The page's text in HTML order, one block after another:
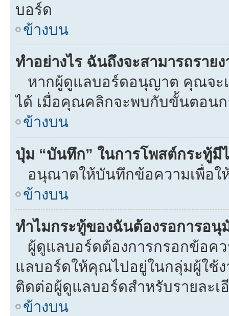
บอร์ด
ข้างบน
ทำอย่างไร ฉันถึงจะสามารถรา
หากผู้ดูแลบอร์ดอนุญาต คุณจะเ
ได้ เมื่อคุณคลิกจะพบกับขั้นตอนก
ข้างบน
ปุ่ม “บันทึก” ในการโพสต์กระทู้มี
อนุณาตให้บันทึกข้อความเพื่อใ
ข้างบน
ทำไมกระทู้ของฉันต้องรอการอนุ
ผู้ดูแลบอร์ดต้องการกรอกข้อค
แลบอร์ดให้คุณไปอยู่ในกลุ่มผู้ใช้
ติดต่อผู้ดูแลบอร์ดสำหรับรายละเ
ข้างบน